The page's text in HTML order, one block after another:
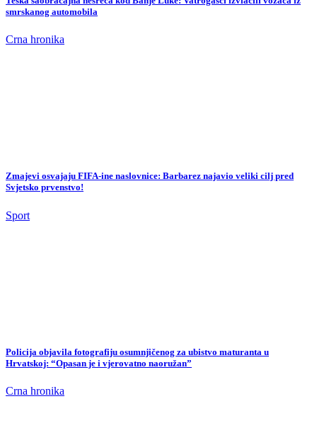
smrskanog automobila
Crna hronika
Zmajevi osvajaju FIFA-ine naslovnice: Barbarez najavio veliki cilj pred
Svjetsko prvenstvo!
Sport
Policija objavila fotografiju osumnjičenog za ubistvo maturanta u
Hrvatskoj: “Opasan je i vjerovatno naoružan”
Crna hronika